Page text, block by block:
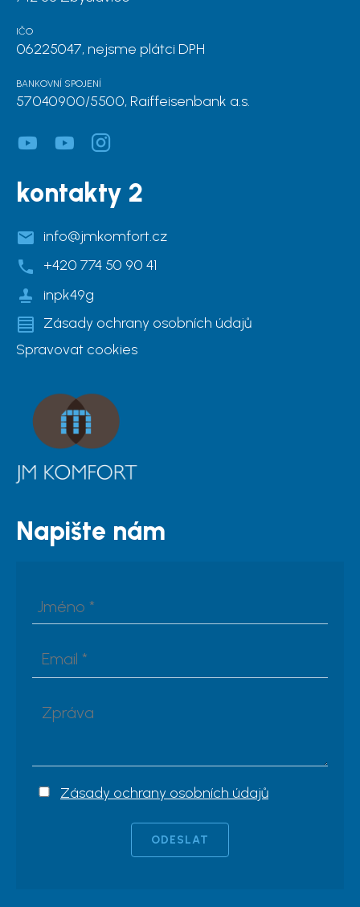
IČO
06225047, nejsme plátci DPH
BANKOVNÍ SPOJENÍ
57040900/5500, Raiffeisenbank a.s.
kontakty 2
info@jmkomfort.cz
+420 774 50 90 41
inpk49g
Zásady ochrany osobních údajů
Spravovat cookies
Napište nám
Zásady ochrany osobních údajů